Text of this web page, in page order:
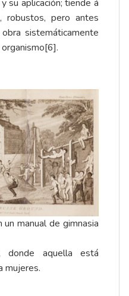
su aplicación; tiende á
robustos, pero antes
sistemáticamente
[6].
unmanual de gimnasia
donde aquella está
mujeres.